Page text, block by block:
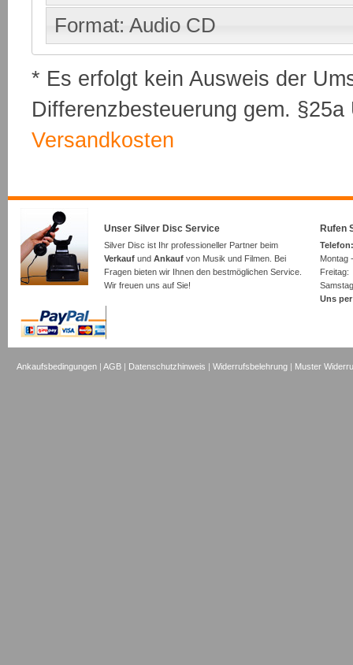
Format: Audio CD
* Es erfolgt kein Ausweis der
Differenzbesteuerung gem.
Versandkosten
Unser Silver Disc Service
Silver Disc ist Ihr professioneller Partner beim
Verkauf und Ankauf von Musik und Filmen. Bei
Fragen bieten wir Ihnen den bestmöglichen Service.
Wir freuen uns auf Sie!
Rufen
Montag
Uns
Ankaufsbedingungen |AGB | Datenschutzhinweis |Widerrufsbelehrung | Muster